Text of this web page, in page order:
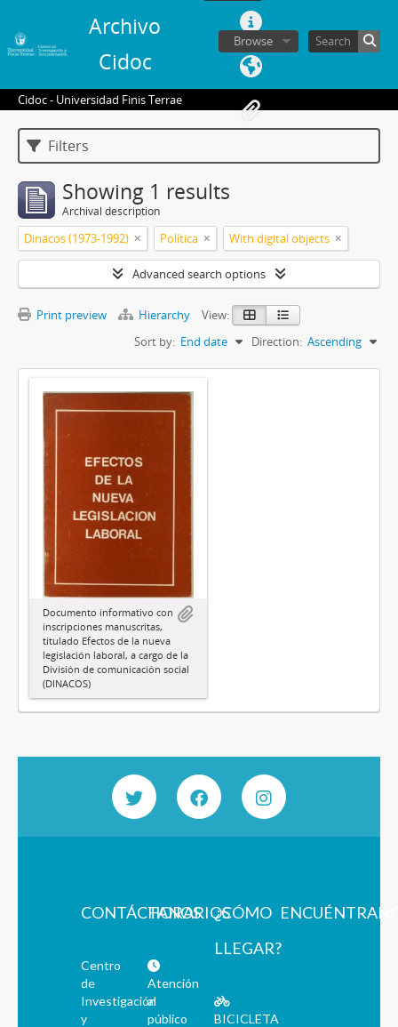
Archivo
Cidoc
Browse
Cidoc - Universidad Finis Terrae
Filters
Showing 1 results
Archival description
Dinacos (1973-1992) Política With digital objects
Advanced search options
Print preview Hierarchy
View:
Sort by: End date Direction: Ascending
Documento informativo con
inscripciones manuscritas,
titulado Efectos de la nueva
legislación laboral, a cargo de la
División de comunicación social
(DINACOS)
CONTÁCTANOS
Centro
de
Investigación
y
HORARIOS
Atención
al
público
¿CÓMO
LLEGAR?
BICICLETA